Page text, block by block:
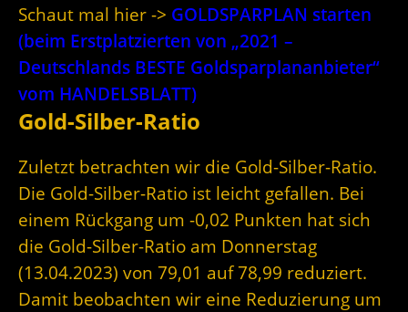
Schaut mal hier -> GOLDSPARPLAN starten
(beim Erstplatzierten von „2021 –
Deutschlands BESTE Goldsparplananbieter“
vom HANDELSBLATT)
Gold-Silber-Ratio
Zuletzt betrachten wir die Gold-Silber-Ratio.
Die Gold-Silber-Ratio ist leicht gefallen. Bei
einem Rückgang um -0,02 Punkten hat sich
die Gold-Silber-Ratio am Donnerstag
(13.04.2023) von 79,01 auf 78,99 reduziert.
Damit beobachten wir eine Reduzierung um